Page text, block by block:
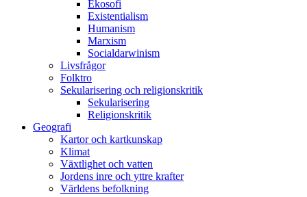
Ekosofi
Existentialism
Humanism
Marxism
Socialdarwinism
Livsfrågor
Folktro
Sekularisering och religionskritik
Sekularisering
Religionskritik
Geografi
Kartor och kartkunskap
Klimat
Växtlighet och vatten
Jordens inre och yttre krafter
Världens befolkning